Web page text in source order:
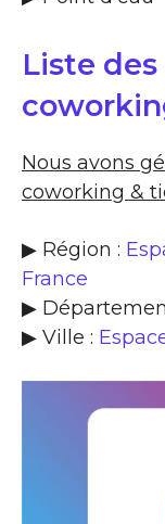
Liste
Nous avons
coworking &
▶ Région :
France
▶
▶ Ville :